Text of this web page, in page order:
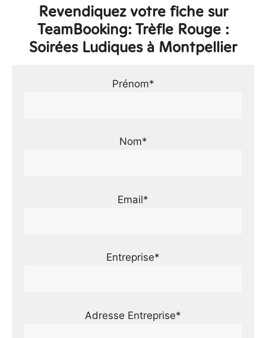
Revendiquez votre fiche sur
TeamBooking: Trèfle Rouge :
Soirées Ludiques à Montpellier
Prénom*
Nom*
Email*
Entreprise*
Adresse Entreprise*